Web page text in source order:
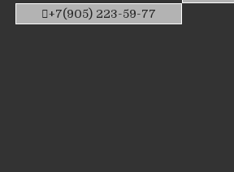
+7(905) 223-59-77